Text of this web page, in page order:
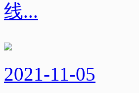
线...
2021-11-05